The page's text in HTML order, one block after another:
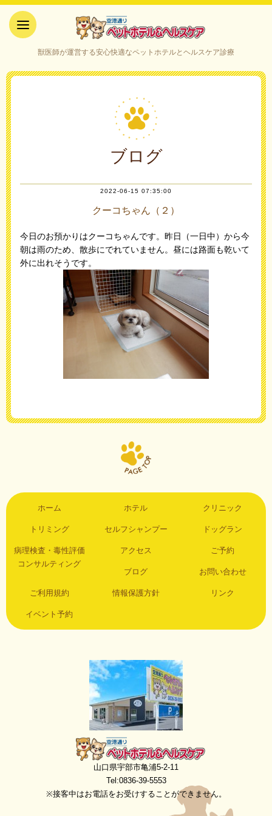
ケア｜山口県宇部市
獣医師が運営する安心快適なペットホテルとヘルスケア診療
ブログ
2022-06-15 07:35:00
クーコちゃん（２）
今日のお預かりはクーコちゃんです。昨日（一日中）から今
朝は雨のため、散歩にでれていません。昼には路面も乾いて
外に出れそうです。
ホーム ホテル クリニック
トリミング セルフシャンプー ドッグラン
病理検査・毒性評価
コンサルティング
アクセス ご予約
ブログ お問い合わせ
ご利用規約 情報保護方針 リンク
イベント予約
空港通りペットホテル＆ヘルスケア
山口県宇部市亀浦5-2-11
Tel:0836-39-5553
※接客中はお電話をお受けすることができません。